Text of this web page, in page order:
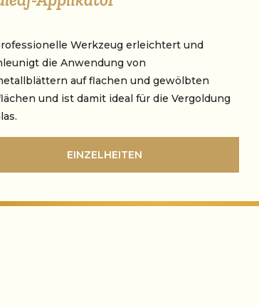
Werkzeug erleichtert und
die Anwendung von
auf flachen und gewölbten
und ist damit ideal für die Vergoldung
EINZELHEITEN